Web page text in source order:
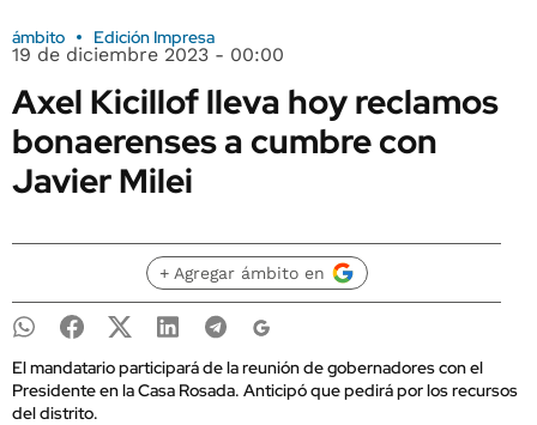
ámbito Edición Impresa
19 de diciembre 2023 - 00:00
Axel Kicillof lleva hoy reclamos
bonaerenses a cumbre con
Javier Milei
+ Agregar ámbito en
El mandatario participará de la reunión de gobernadores con el
Presidente en la Casa Rosada. Anticipó que pedirá por los recursos
del distrito.